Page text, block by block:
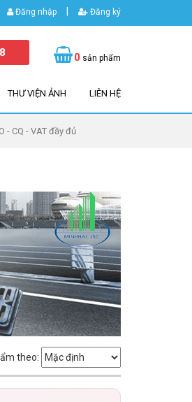
Đăng nhập Đăng ký
0 sản phẩm
THƯ VIỆN ẢNH LIÊN HỆ
- CQ - VAT đầy đủ
theo: